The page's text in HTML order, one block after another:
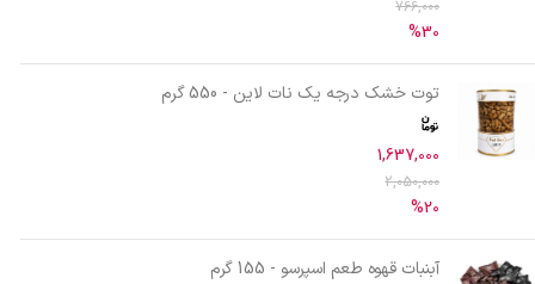
766,000
%30
توت خشک درجه یک نات لاین - 550 گرم
1,637,000
2,050,000
%20
آبنبات قهوه طعم اسپرسو - 155 گرم